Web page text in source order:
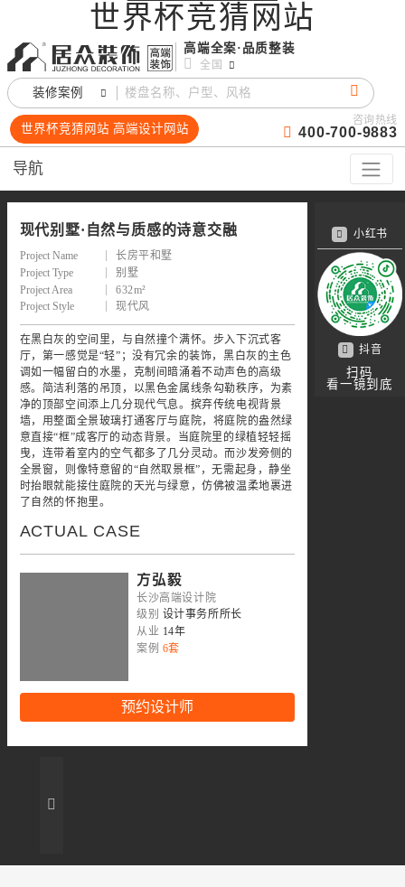
世界杯竞猜网站
高端全案·品质整装
全国
装修案例
世界杯竞猜网站 高端设计网站
咨询热线
400-700-9883
导航
小红书
抖音
扫码
看一镜到底
现代别墅·自然与质感的诗意交融
Project Name
长房平和墅
Project Type
别墅
Project Area
632m²
Project Style
现代风
在黑白灰的空间里，与自然撞个满怀。步入下沉式客
厅，第一感觉是“轻”；没有冗余的装饰，黑白灰的主色
调如一幅留白的水墨，克制间暗涌着不动声色的高级
感。简洁利落的吊顶，以黑色金属线条勾勒秩序，为素
净的顶部空间添上几分现代气息。摈弃传统电视背景
墙，用整面全景玻璃打通客厅与庭院，将庭院的盎然绿
意直接“框”成客厅的动态背景。当庭院里的绿植轻轻摇
曳，连带着室内的空气都多了几分灵动。而沙发旁侧的
全景窗，则像特意留的“自然取景框”，无需起身，静坐
时抬眼就能接住庭院的天光与绿意，仿佛被温柔地裹进
了自然的怀抱里。
ACTUAL CASE
方弘毅
长沙高端设计院
级别 设计事务所所长
从业 14年
案例 6套
预约设计师